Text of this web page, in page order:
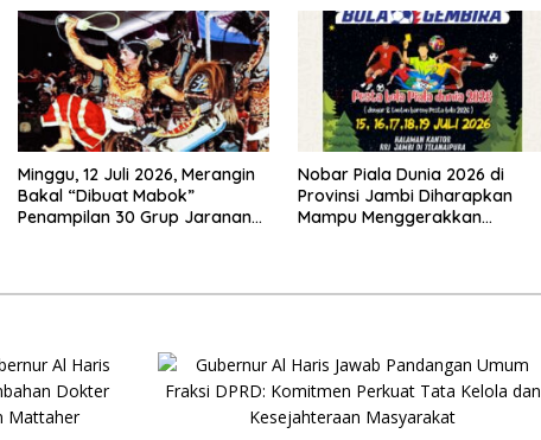
Minggu, 12 Juli 2026, Merangin
Bakal “Dibuat Mabok”
Penampilan 30 Grup Jaranan
Nobar Piala Dunia 2026 di
Provinsi Jambi Diharapkan
Mampu Menggerakkan